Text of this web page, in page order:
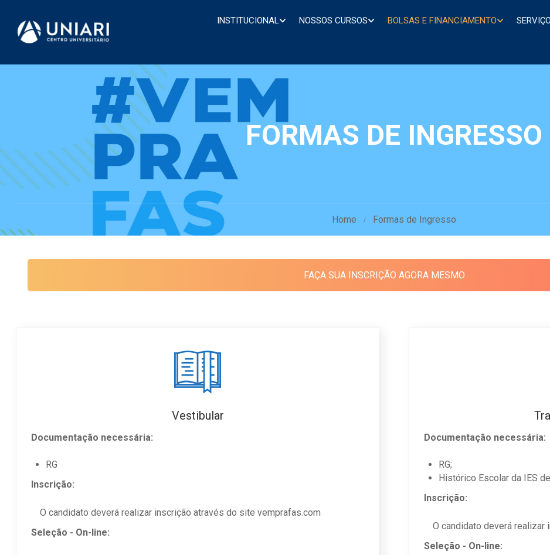
INSTITUCIONAL NOSSOS CURSOS BOLSAS E FINANCIAMENTO
FORMAS DE INGRESSO
Home Formas de Ingresso
FAÇA SUA INSCRIÇÃO AGORA MESMO
Vestibular
Documentação necessária:
RG
Inscrição:
O candidato deverá realizar inscrição através do site vemprafas.com
Seleção - On-line:
Documentação necessária:
RG;
Histórico Escolar da IES
Inscrição:
O candidato deverá
Seleção - On-line: